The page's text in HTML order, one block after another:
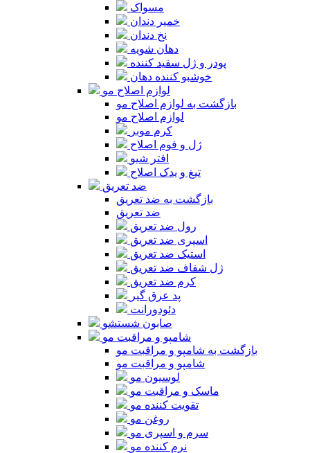
مسواک
خمیر دندان
نخ دندان
دهان شویه
پودر و ژل سفید کننده
خوشبو کننده دهان
لوازم اصلاح مو
بازگشت به لوازم اصلاح مو
لوازم اصلاح مو
کرم موبر
ژل و فوم اصلاح
افتر شیو
تیغ و یدک اصلاح
ضد تعریق
بازگشت به ضد تعریق
ضد تعریق
رول ضد تعریق
اسپری ضد تعریق
استیک ضد تعریق
ژل شفاف ضد تعریق
کرم ضد تعریق
پد عرق گیر
دئودورانت
صابون شستشو
شامپو و مراقبت مو
بازگشت به شامپو و مراقبت مو
شامپو و مراقبت مو
لوسیون مو
ماسک و مراقبت مو
تقویت کننده مو
روغن مو
سرم و اسپری مو
نرم کننده مو